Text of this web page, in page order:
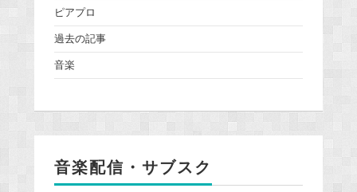
ピアプロ
過去の記事
音楽
音楽配信・サブスク